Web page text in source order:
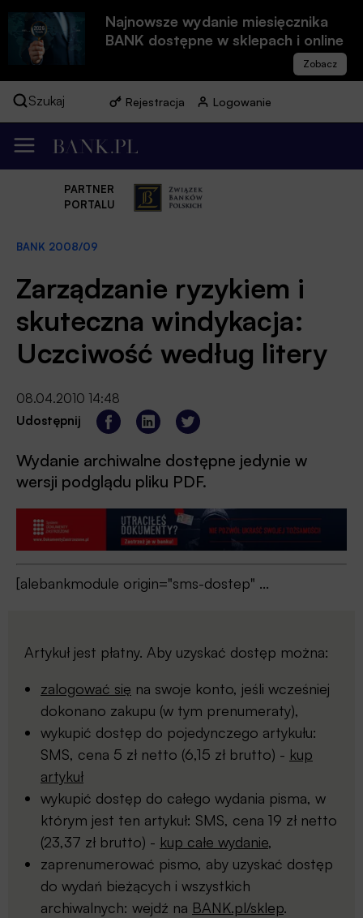
Najnowsze wydanie miesięcznika
BANK dostępne w sklepach i online
Szukaj Rejestracja Logowanie
PARTNER
PORTALU
BANK 2008/09
Zarządzanie ryzykiem i
skuteczna windykacja:
Uczciwość według litery
08.04.2010 14:48
Udostępnij
Wydanie archiwalne dostępne jedynie w
wersji podglądu pliku PDF.
[alebankmodule origin="sms-dostep" ...
Artykuł jest płatny. Aby uzyskać dostęp można:
zalogować się na swoje konto, jeśli wcześniej
dokonano zakupu (w tym prenumeraty),
wykupić dostęp do pojedynczego artykułu:
SMS, cena 5 zł netto (6,15 zł brutto) - kup
artykuł
wykupić dostęp do całego wydania pisma, w
którym jest ten artykuł: SMS, cena 19 zł netto
(23,37 zł brutto) - kup całe wydanie,
zaprenumerować pismo, aby uzyskać dostęp
do wydań bieżących i wszystkich
archiwalnych: wejdź na BANK.pl/sklep.